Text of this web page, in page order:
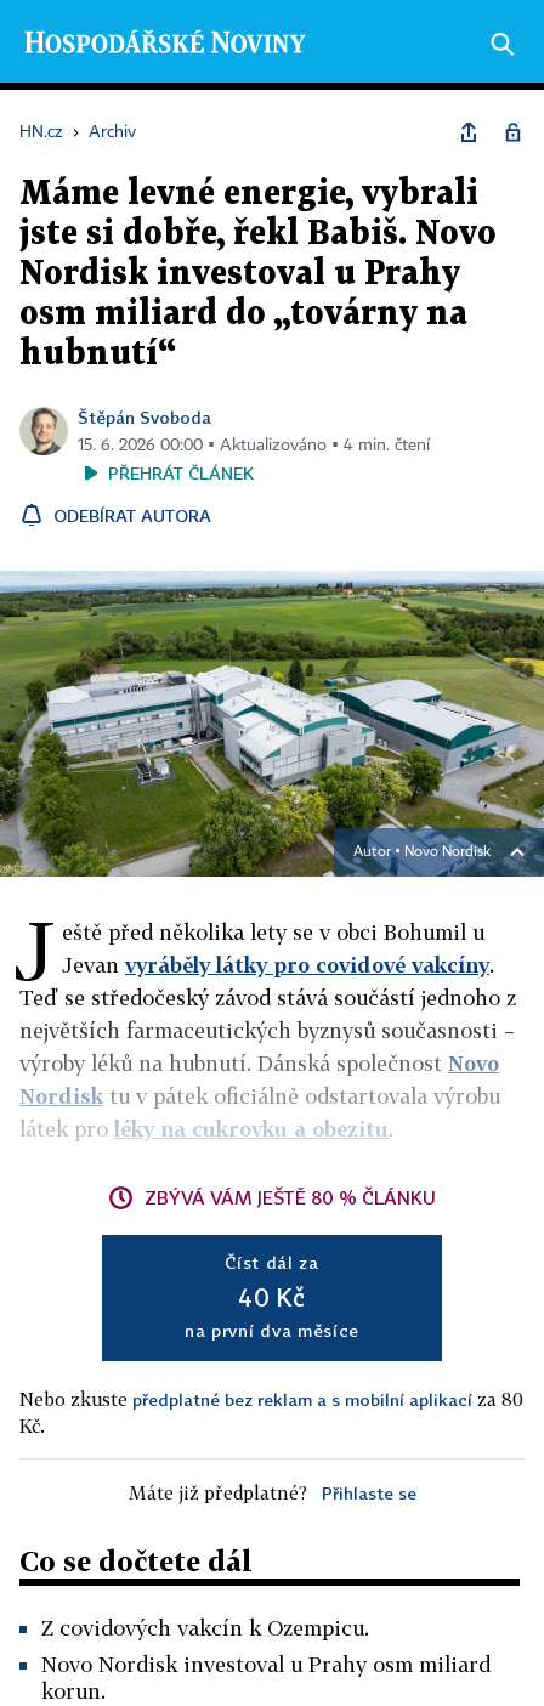
HN.cz › Archiv
Máme levné energie, vybrali
jste si dobře, řekl Babiš. Novo
Nordisk investoval u Prahy
osm miliard do „továrny na
hubnutí“
Štěpán Svoboda
15. 6. 2026 00:00 ▪ Aktualizováno ▪ 4 min. čtení
PŘEHRÁT ČLÁNEK
ODEBÍRAT AUTORA
Autor ▪ Novo Nordisk
J eště před několika lety se v obci Bohumil u
Jevanvyráběly látky pro covidové vakcíny.
Teď se středočeský závod stává součástí jednoho z
největších farmaceutických byznysů současnosti –
výroby léků na hubnutí. Dánská společnost Novo
Nordisk tu v pátek oficiálně odstartovala výrobu
látek pro léky na cukrovku a obezitu.
ZBÝVÁ VÁM JEŠTĚ 80 % ČLÁNKU
Číst dál za
40 Kč
na první dva měsíce
Nebo zkuste předplatné bez reklam a s mobilní aplikací za 80
Kč.
Máte již předplatné? Přihlaste se
Co se dočtete dál
Z covidových vakcín k Ozempicu.
Novo Nordisk investoval u Prahy osm miliard
korun.